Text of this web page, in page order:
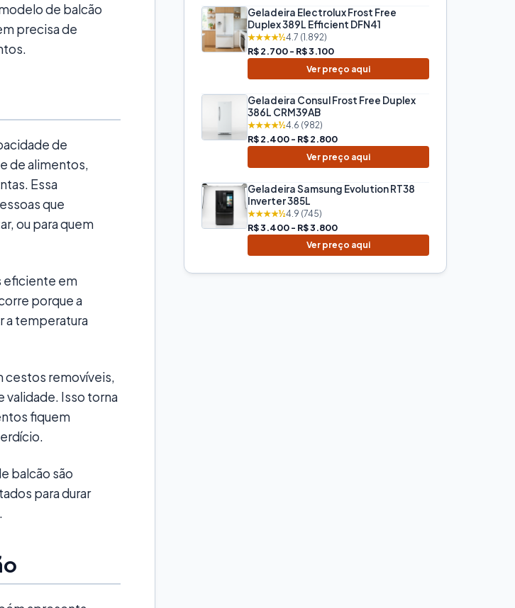
de balcão
precisa de
de
de alimentos,
Essa
que
ou para quem
eficiente em
porque a
a temperatura
cestos removíveis,
validade. Isso torna
fiquem
balcão são
para durar
Geladeira Electrolux Frost Free
Duplex 389L Efficient DFN41
★★★★½4.7 (1.892)
R$ 2.700 - R$ 3.100
Ver preço aqui
Geladeira Consul Frost Free Duplex
386L CRM39AB
★★★★½4.6 (982)
R$ 2.400 - R$ 2.800
Ver preço aqui
Geladeira Samsung Evolution RT38
Inverter 385L
★★★★½4.9 (745)
R$ 3.400 - R$ 3.800
Ver preço aqui